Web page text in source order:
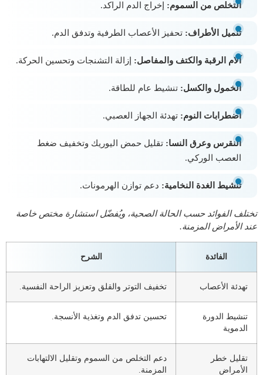
التخلص من السموم: إخراج الدم الراكد.
تنميل الأطراف: تحفيز الأعصاب الطرفية وتدفق الدم.
آلام الرقبة والكتف والمفاصل: إزالة التشنجات وتحسين الحركة.
الخمول والكسل: تنشيط عام للطاقة.
اضطرابات النوم: تهدئة الجهاز العصبي.
النقرس وعرق النسا: تقليل حمض اليوريك وتخفيف ضغط
العصب الوركي.
تنشيط الغدة النخامية: دعم توازن الهرمونات.
تختلف الفوائد حسب الحالة الصحية، ويُفضّل استشارة مختص خاصة
عند الأمراض المزمنة.
الفائدة الشرح
تهدئة الأعصاب تخفيف التوتر والقلق وتعزيز الراحة النفسية.
تنشيط الدورة
الدموية
تحسين تدفق الدم وتغذية الأنسجة.
تقليل خطر
الأمراض
دعم التخلص من السموم وتقليل الالتهابات
المزمنة.